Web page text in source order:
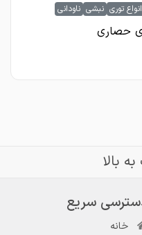
انواع توری نبشی ناودانی
حصاری
بالا
سریع
خانه